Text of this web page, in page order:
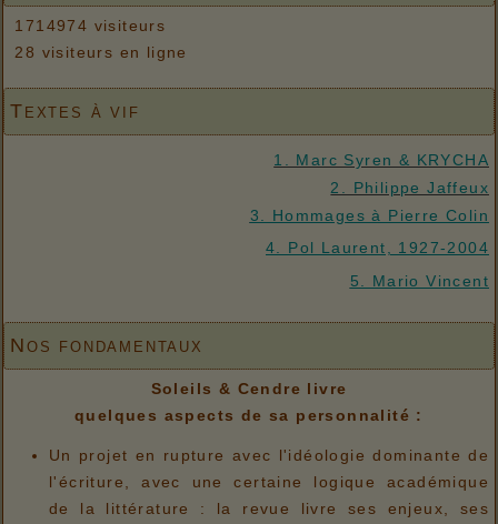
1714974 visiteurs
28 visiteurs en ligne
Textes à vif
1. Marc Syren & KRYCHA
2. Philippe Jaffeux
3. Hommages à Pierre Colin
4. Pol Laurent, 1927-2004
5. Mario Vincent
Nos fondamentaux
Soleils & Cendre livre
quelques aspects de sa personnalité :
Un projet en rupture avec l'idéologie dominante de
l'écriture, avec une certaine logique académique
de la littérature : la revue livre ses enjeux, ses